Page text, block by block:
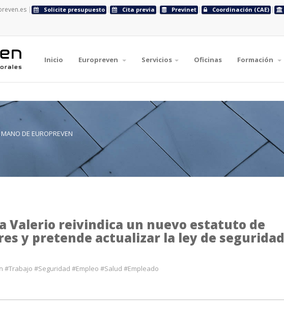
Solicite presupuesto Cita previa Previnet Coordinación (CAE)
Inicio Europreven Servicios Oficinas Formación
DE EUROPREVEN
Valerio reivindica un nuevo estatuto de
y pretende actualizar la ley de seguridad
#Trabajo #Seguridad #Empleo #Salud #Empleado